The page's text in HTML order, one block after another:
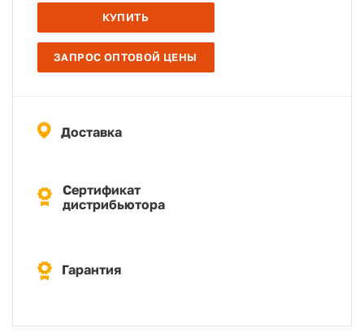
КУПИТЬ
ЗАПРОС ОПТОВОЙ ЦЕНЫ
Доставка
Сертификат
дистрибьютора
Гарантия